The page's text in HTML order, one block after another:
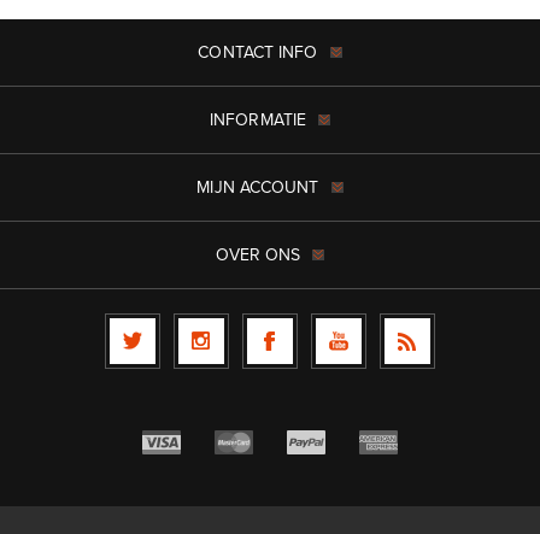
CONTACT INFO
INFORMATIE
MIJN ACCOUNT
OVER ONS